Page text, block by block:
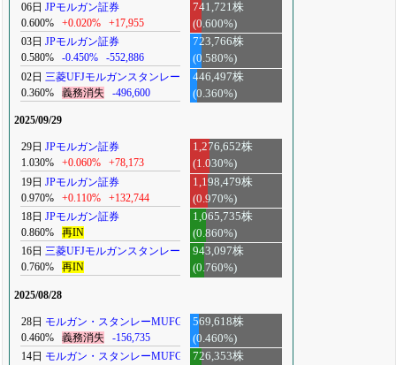
06日 JPモルガン証券
0.600%
+0.020% +17,955
741,721株
(0.600%)
03日 JPモルガン証券
0.580%
-0.450% -552,886
723,766株
(0.580%)
02日 三菱UFJモルガンスタンレー
0.360%
義務消失 -496,600
446,497株
(0.360%)
2025/09/29
29日 JPモルガン証券
1.030%
+0.060% +78,173
1,276,652株
(1.030%)
19日 JPモルガン証券
0.970%
+0.110% +132,744
1,198,479株
(0.970%)
18日 JPモルガン証券
0.860%
再IN
1,065,735株
(0.860%)
16日 三菱UFJモルガンスタンレー
0.760%
再IN
943,097株
(0.760%)
2025/08/28
28日 モルガン・スタンレーMUFG
0.460%
義務消失 -156,735
569,618株
(0.460%)
14日 モルガン・スタンレーMUFG
726,353株